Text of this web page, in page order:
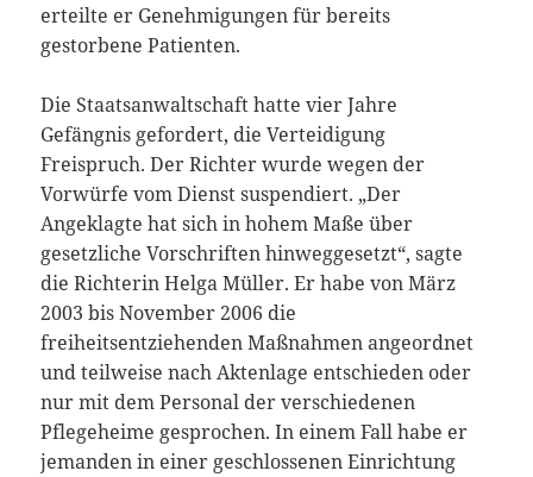
erteilte er Genehmigungen für bereits
gestorbene Patienten.
Die Staatsanwaltschaft hatte vier Jahre
Gefängnis gefordert, die Verteidigung
Freispruch. Der Richter wurde wegen der
Vorwürfe vom Dienst suspendiert. „Der
Angeklagte hat sich in hohem Maße über
gesetzliche Vorschriften hinweggesetzt“, sagte
die Richterin Helga Müller. Er habe von März
2003 bis November 2006 die
freiheitsentziehenden Maßnahmen angeordnet
und teilweise nach Aktenlage entschieden oder
nur mit dem Personal der verschiedenen
Pflegeheime gesprochen. In einem Fall habe er
jemanden in einer geschlossenen Einrichtung